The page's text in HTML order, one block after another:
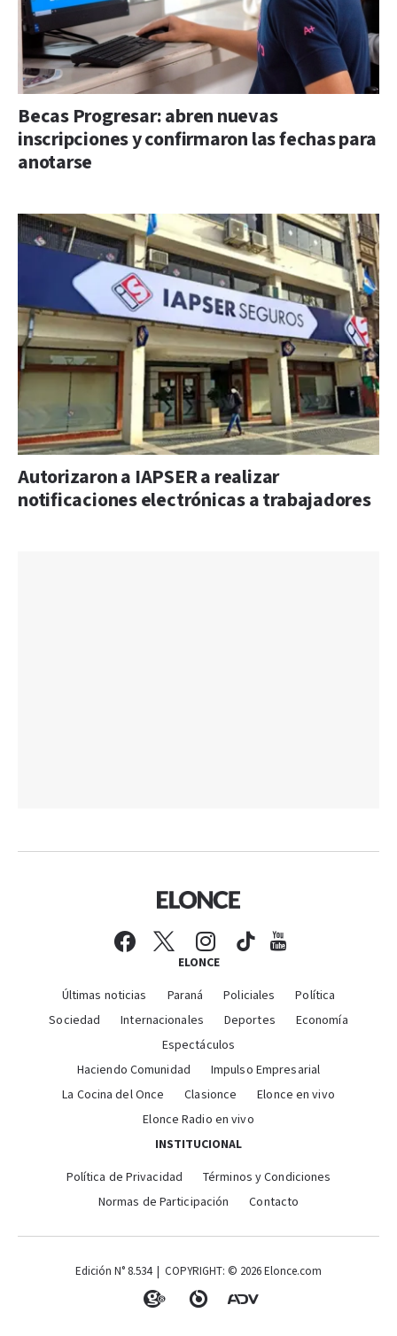
Becas Progresar: abren nuevas
inscripciones y confirmaron las fechas para
anotarse
Autorizaron a IAPSER a realizar
notificaciones electrónicas a trabajadores
ELONCE
Últimas noticias Paraná Policiales
Política
Sociedad
Internacionales Deportes
Economía
Espectáculos
Haciendo Comunidad
Impulso Empresarial
La Cocina del Once
Clasionce
Elonce en vivo
Elonce Radio en vivo
INSTITUCIONAL
Política de Privacidad
Términos y Condiciones
Normas de Participación
Contacto
Edición N° 8.534 | COPYRIGHT: © 2026 Elonce.com